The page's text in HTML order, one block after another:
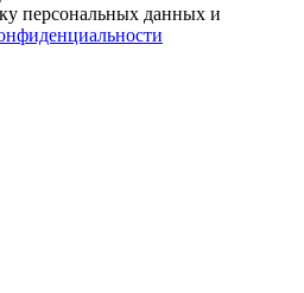
персональных данных и